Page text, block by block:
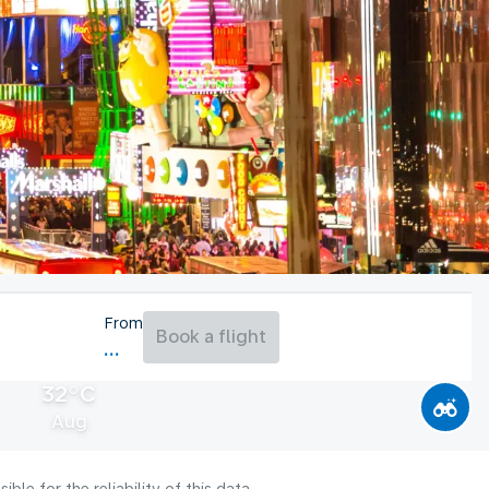
32°C
Aug
From
Book a flight